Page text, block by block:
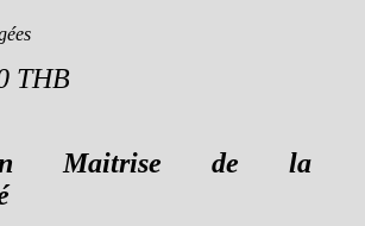
THB
Maitrise de la